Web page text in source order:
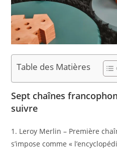
Table des Matières
Sept chaînes
suivre
1. Leroy Merlin – Première
s’impose comme «